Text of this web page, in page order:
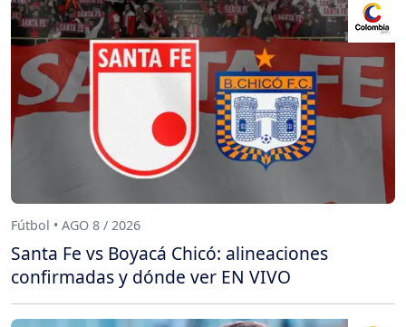
Fútbol • AGO 8 / 2026
Santa Fe vs Boyacá Chicó: alineaciones
confirmadas y dónde ver EN VIVO